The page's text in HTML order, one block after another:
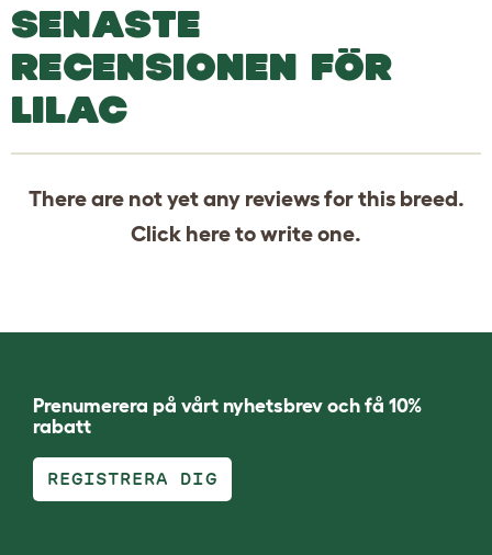
SENASTE
RECENSIONEN FÖR
LILAC
There are not yet any reviews for this breed.
Click hereto write one.
Prenumerera på vårt nyhetsbrev och få 10%
rabatt
REGISTRERA DIG